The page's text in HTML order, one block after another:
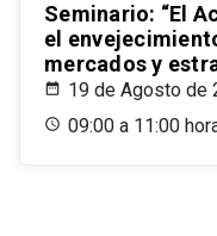
Seminario: “El
el
mercados y
19 de Agosto de
09:00 a 11:00